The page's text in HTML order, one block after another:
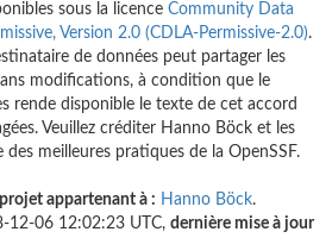
sous la licence Community Data
Version 2.0 (CDLA-Permissive-2.0).
de données peut partager les
modifications, à condition que le
rende disponible le texte de cet accord
Veuillez créditer Hanno Böck et les
meilleures pratiques de la OpenSSF.
appartenant à : Hanno Böck.
12-06 12:02:23 UTC, dernière mise à jour